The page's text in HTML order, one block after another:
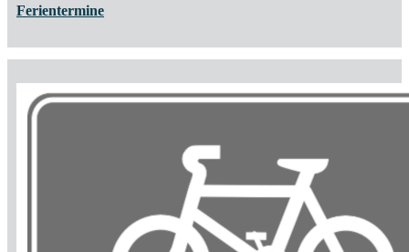
Ferientermine